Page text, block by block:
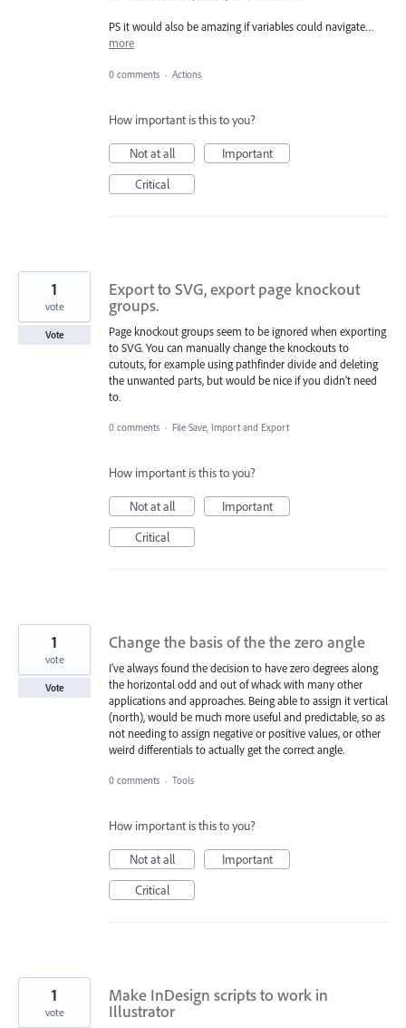
PS it would also be amazing if variables could navigate…
more
0 comments · Actions
How important is this to you?
Not at all
Important
Critical
Export to SVG, export page knockout
groups.
Page knockout groups seem to be ignored when exporting
to SVG. You can manually change the knockouts to
cutouts, for example using pathfinder divide and deleting
the unwanted parts, but would be nice if you didn't need
to.
1
vote
Vote
0 comments · File Save, Import and Export
How important is this to you?
Not at all
Important
Critical
Change the basis of the the zero angle
I've always found the decision to have zero degrees along
the horizontal odd and out of whack with many other
applications and approaches. Being able to assign it vertical
(north), would be much more useful and predictable, so as
not needing to assign negative or positive values, or other
weird differentials to actually get the correct angle.
1
vote
Vote
0 comments · Tools
How important is this to you?
Not at all
Important
Critical
Make InDesign scripts to work in
Illustrator
1
vote